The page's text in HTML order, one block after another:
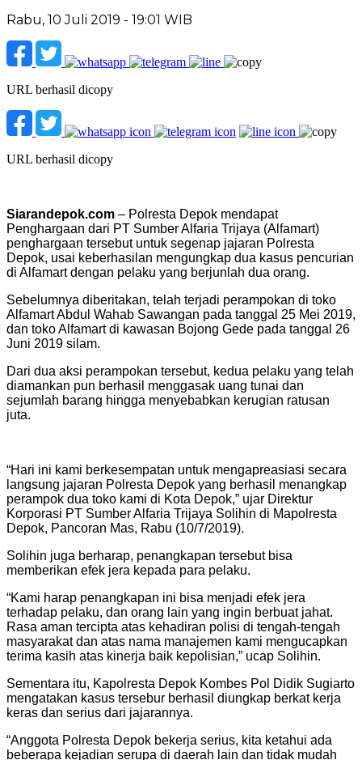
Rabu, 10 Juli 2019 - 19:01 WIB
URL berhasil dicopy
URL berhasil dicopy
Siarandepok.com – Polresta Depok mendapat
Penghargaan dari PT Sumber Alfaria Trijaya (Alfamart)
penghargaan tersebut untuk segenap jajaran Polresta
Depok, usai keberhasilan mengungkap dua kasus pencurian
di Alfamart dengan pelaku yang berjunlah dua orang.
Sebelumnya diberitakan, telah terjadi perampokan di toko
Alfamart Abdul Wahab Sawangan pada tanggal 25 Mei 2019,
dan toko Alfamart di kawasan Bojong Gede pada tanggal 26
Juni 2019 silam.
Dari dua aksi perampokan tersebut, kedua pelaku yang telah
diamankan pun berhasil menggasak uang tunai dan
sejumlah barang hingga menyebabkan kerugian ratusan
juta.
“Hari ini kami berkesempatan untuk mengapreasiasi secara
langsung jajaran Polresta Depok yang berhasil menangkap
perampok dua toko kami di Kota Depok,” ujar Direktur
Korporasi PT Sumber Alfaria Trijaya Solihin di Mapolresta
Depok, Pancoran Mas, Rabu (10/7/2019).
Solihin juga berharap, penangkapan tersebut bisa
memberikan efek jera kepada para pelaku.
“Kami harap penangkapan ini bisa menjadi efek jera
terhadap pelaku, dan orang lain yang ingin berbuat jahat.
Rasa aman tercipta atas kehadiran polisi di tengah-tengah
masyarakat dan atas nama manajemen kami mengucapkan
terima kasih atas kinerja baik kepolisian,” ucap Solihin.
Sementara itu, Kapolresta Depok Kombes Pol Didik Sugiarto
mengatakan kasus tersebur berhasil diungkap berkat kerja
keras dan serius dari jajarannya.
“Anggota Polresta Depok bekerja serius, kita ketahui ada
beberapa kejadian serupa di daerah lain dan tidak mudah